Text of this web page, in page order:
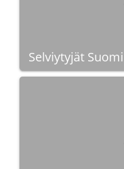
Selviytyjät Suomi